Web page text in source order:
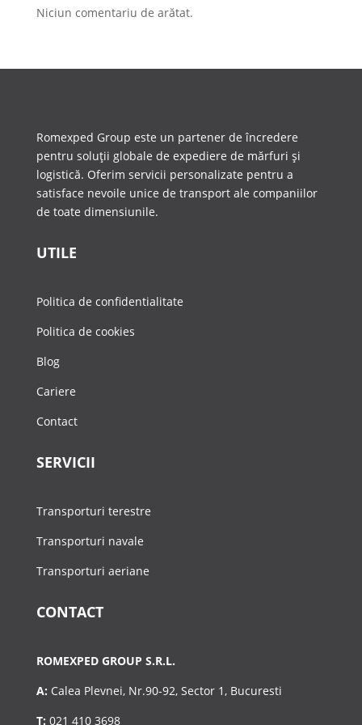
Niciun comentariu de arătat.
Romexped Group este un partener de încredere
pentru soluții globale de expediere de mărfuri și
logistică. Oferim servicii personalizate pentru a
satisface nevoile unice de transport ale companiilor
de toate dimensiunile.
UTILE
Politica de confidentialitate
Politica de cookies
Blog
Cariere
Contact
SERVICII
Transporturi terestre
Transporturi navale
Transporturi aeriane
CONTACT
ROMEXPED GROUP S.R.L.
A: Calea Plevnei, Nr.90-92, Sector 1, Bucuresti
T: 021 410 3698